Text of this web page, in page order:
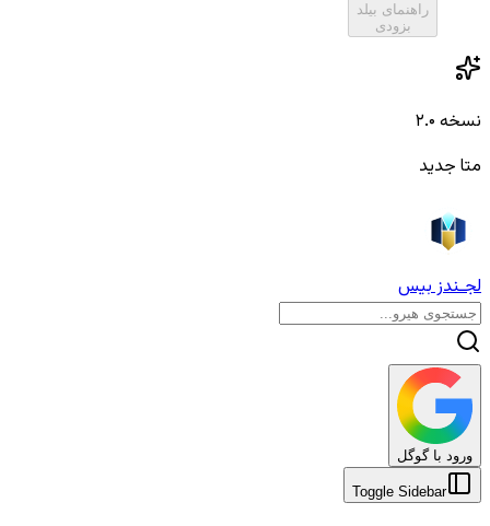
راهنمای بیلد
بزودی
نسخه ۲.۰
متا جدید
لجـندز بیس
ورود با گوگل
Toggle Sidebar